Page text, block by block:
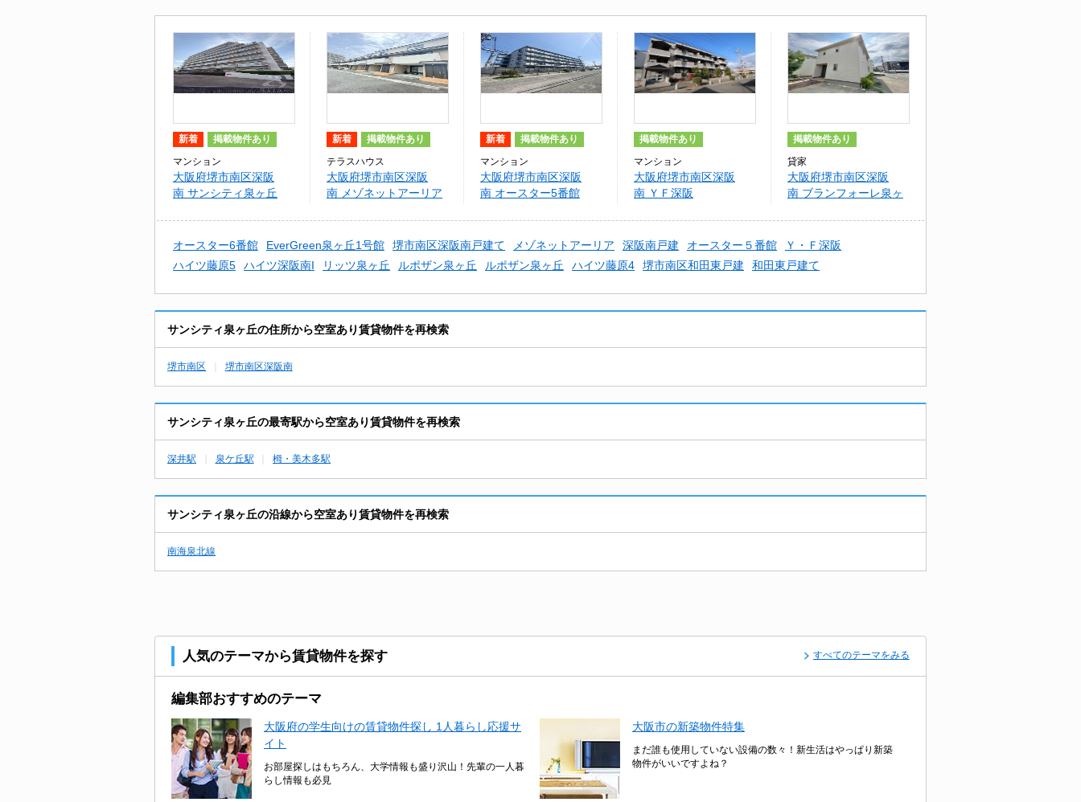
新着 掲載物件あり
マンション
大阪府堺市南区深阪
南 サンシティ泉ヶ丘
新着 掲載物件あり
テラスハウス
大阪府堺市南区深阪
南 メゾネットアーリア
新着 掲載物件あり
マンション
大阪府堺市南区深阪
南 オースター5番館
掲載物件あり
マンション
大阪府堺市南区深阪
南 ＹＦ深阪
掲載物件あり
貸家
大阪府堺市南区深阪
南 ブランフォーレ泉ヶ
オースター6番館 EverGreen泉ヶ丘1号館 堺市南区深阪南戸建て メゾネットアーリア 深阪南戸建 オースター５番館
Ｙ・Ｆ深阪
ハイツ藤原5
ハイツ深阪南I リッツ泉ヶ丘 ルポザン泉ヶ丘 ルポザン泉ヶ丘 ハイツ藤原4 堺市南区和田東戸建 和田東戸建て
サンシティ泉ヶ丘の住所から空室あり賃貸物件を再検索
堺市南区 堺市南区深阪南
サンシティ泉ヶ丘の最寄駅から空室あり賃貸物件を再検索
深井駅 泉ケ丘駅 栂・美木多駅
サンシティ泉ヶ丘の沿線から空室あり賃貸物件を再検索
南海泉北線
人気のテーマから賃貸物件を探す すべてのテーマをみる
編集部おすすめのテーマ
大阪府の学生向けの賃貸物件探し 1人暮らし応援サ
イト
お部屋探しはもちろん、大学情報も盛り沢山！先輩の一人暮
らし情報も必見
大阪市の新築物件特集
まだ誰も使用していない設備の数々！新生活はやっぱり新築
物件がいいですよね？